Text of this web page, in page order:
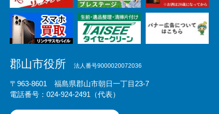
郡山市役所 法人番号9000020072036
〒963-8601 福島県郡山市朝日一丁目23-7
電話番号：024-924-2491（代表）